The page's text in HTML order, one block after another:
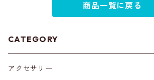
商品一覧に戻る
CATEGORY
アクセサリー